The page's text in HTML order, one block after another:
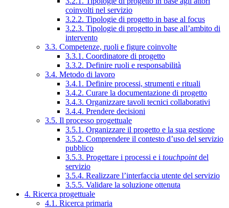
coinvolti nel servizio
3.2.2. Tipologie di progetto in base al focus
3.2.3. Tipologie di progetto in base all’ambito di
intervento
3.3. Competenze, ruoli e figure coinvolte
3.3.1. Coordinatore di progetto
3.3.2. Definire ruoli e responsabilità
3.4. Metodo di lavoro
3.4.1. Definire processi, strumenti e rituali
3.4.2. Curare la documentazione di progetto
3.4.3. Organizzare tavoli tecnici collaborativi
3.4.4. Prendere decisioni
3.5. Il processo progettuale
3.5.1. Organizzare il progetto e la sua gestione
3.5.2. Comprendere il contesto d’uso del servizio
pubblico
3.5.3. Progettare i processi e i touchpointdel
servizio
3.5.4. Realizzare l’interfaccia utente del servizio
3.5.5. Validare la soluzione ottenuta
4. Ricerca progettuale
4.1. Ricerca primaria